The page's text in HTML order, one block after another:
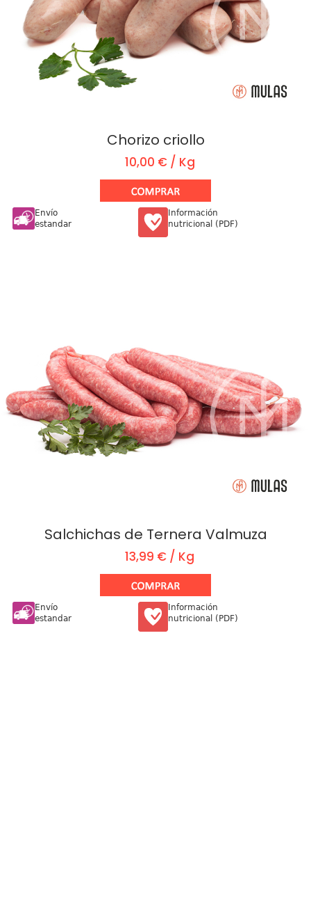
Chorizo criollo
10,00 € / Kg
Envío
estandar
Información
nutricional (PDF)
Salchichas de Ternera Valmuza
13,99 € / Kg
Envío
estandar
Información
nutricional (PDF)